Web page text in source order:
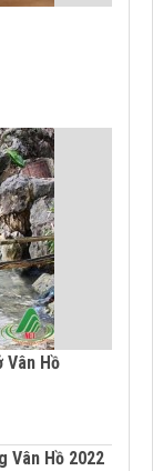
Vân Hồ
Vân Hồ 2022